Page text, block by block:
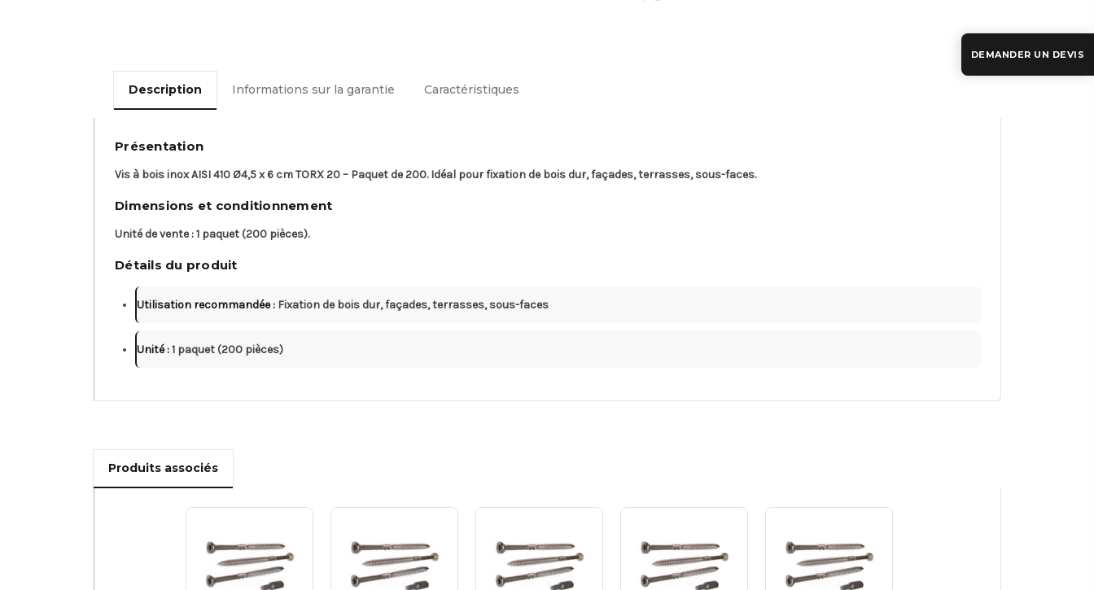
Description Informations sur la garantie Caractéristiques
Présentation
Vis à bois inox AISI 410 Ø4,5 x 6 cm TORX 20 – Paquet de 200. Idéal pour fixation de bois dur, façades, terrasses, sous-faces.
Dimensions et conditionnement
Unité de vente : 1 paquet (200 pièces).
Détails du produit
Utilisation recommandée : Fixation de bois dur, façades, terrasses, sous-faces
Unité :1 paquet (200 pièces)
Produits associés
DEMANDER UN DEVIS